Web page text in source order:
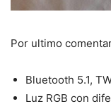
Por ultimo
Bluetooth 5.1,
Luz RGB con